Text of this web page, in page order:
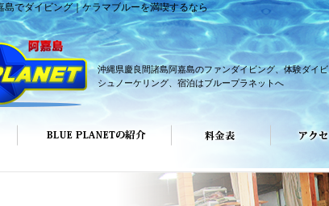
島でダイビング｜ケラマブルーを満喫するなら
沖縄県慶良間諸島阿嘉島のファンダイビング、体験ダイビ
シュノーケリング、宿泊はブループラネットへ